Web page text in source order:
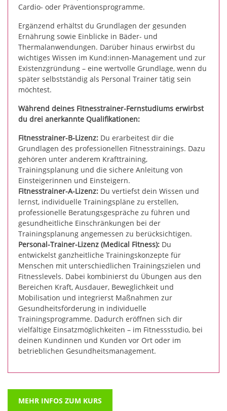
Cardio- oder Präventionsprogramme.
Ergänzend erhältst du Grundlagen der gesunden
Ernährung sowie Einblicke in Bäder- und
Thermalanwendungen. Darüber hinaus erwirbst du
wichtiges Wissen im Kund:innen-Management und zur
Existenzgründung – eine wertvolle Grundlage, wenn du
später selbstständig als Personal Trainer tätig sein
möchtest.
Während deines Fitnesstrainer-Fernstudiums erwirbst
du drei anerkannte Qualifikationen:
Fitnesstrainer-B-Lizenz: Du erarbeitest dir die
Grundlagen des professionellen Fitnesstrainings. Dazu
gehören unter anderem Krafttraining,
Trainingsplanung und die sichere Anleitung von
Einsteigerinnen und Einsteigern.
Fitnesstrainer-A-Lizenz: Du vertiefst dein Wissen und
lernst, individuelle Trainingspläne zu erstellen,
professionelle Beratungsgespräche zu führen und
gesundheitliche Einschränkungen bei der
Trainingsplanung angemessen zu berücksichtigen.
Personal-Trainer-Lizenz (Medical Fitness): Du
entwickelst ganzheitliche Trainingskonzepte für
Menschen mit unterschiedlichen Trainingszielen und
Fitnesslevels. Dabei kombinierst du Übungen aus den
Bereichen Kraft, Ausdauer, Beweglichkeit und
Mobilisation und integrierst Maßnahmen zur
Gesundheitsförderung in individuelle
Trainingsprogramme. Dadurch eröffnen sich dir
vielfältige Einsatzmöglichkeiten – im Fitnessstudio, bei
deinen Kundinnen und Kunden vor Ort oder im
betrieblichen Gesundheitsmanagement.
MEHR INFOS ZUM KURS